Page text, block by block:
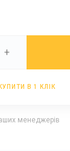
+
КУПИТИ В 1 КЛІК
менеджерів